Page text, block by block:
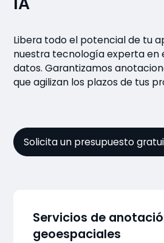
Libera todo el potencial de tu
nuestra tecnología experta en
datos. Garantizamos
que agilizan los plazos de tus
Solicita un presupuesto
Servicios de
geoespaciales